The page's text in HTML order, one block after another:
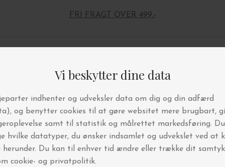
FRI FRAGT OVER 499,-
Andre købte også